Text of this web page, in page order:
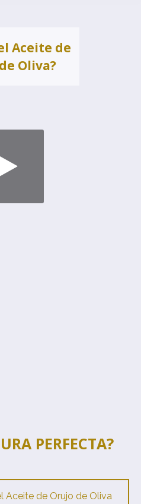
Aceite de
Oliva?
PERFECTA?
Aceite de Orujo de Oliva